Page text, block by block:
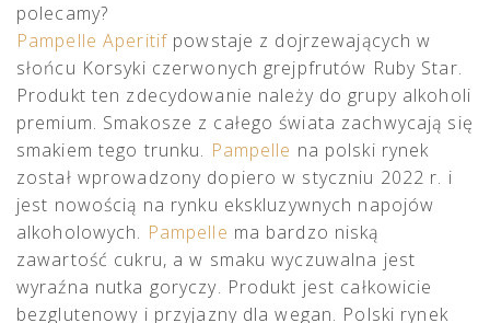
polecamy?
Pampelle Aperitif powstaje z dojrzewających w
słońcu Korsyki czerwonych grejpfrutów Ruby Star.
Produkt ten zdecydowanie należy do grupy alkoholi
premium. Smakosze z całego świata zachwycają się
smakiem tego trunku. Pampelle na polski rynek
został wprowadzony dopiero w styczniu 2022 r. i
jest nowością na rynku ekskluzywnych napojów
alkoholowych. Pampelle ma bardzo niską
zawartość cukru, a w smaku wyczuwalna jest
wyraźna nutka goryczy. Produkt jest całkowicie
bezglutenowy i przyjazny dla wegan. Polski rynek